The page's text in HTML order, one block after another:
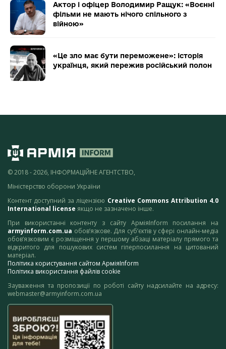
Актор і офіцер Володимир Ращук: «Воєнні
фільми не мають нічого спільного з
війною»
«Це зло має бути переможене»: історія
українця, який пережив російський полон
© 2018 - 2026, ІНФОРМАЦІЙНЕ АГЕНТСТВО,
Міністерство оборони України
Контент доступний за ліцензією Creative Commons Attribution 4.0
International license якщо не зазначено інше.
При використанні контенту з сайту АрміяInform посилання на
armyinform.com.ua обов’язкове. Для суб’єктів у сфері онлайн-медіа
обов’язковим є розміщення у першому абзаці матеріалу прямого та
відкритого для пошукових систем гіперпосилання на цитований
матеріал.
Політика користування сайтом АрміяInform
Політика використання файлів cookie
Зауваження та пропозиції по роботі сайту надсилайте на адресу:
webmaster@armyinform.com.ua